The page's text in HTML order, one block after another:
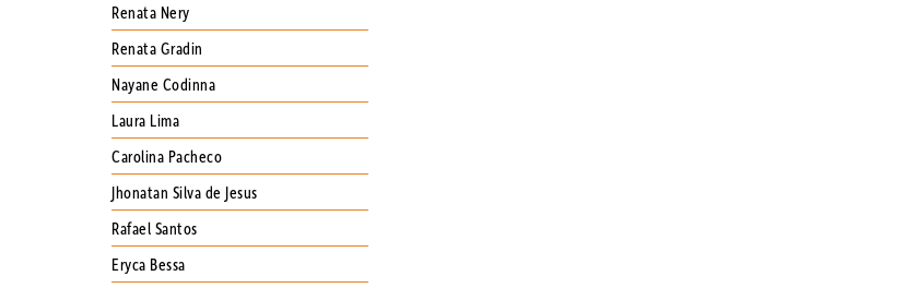
Renata Nery
Renata Gradin
Nayane Codinna
Laura Lima
Carolina Pacheco
Jhonatan Silva de Jesus
Rafael Santos
Eryca Bessa